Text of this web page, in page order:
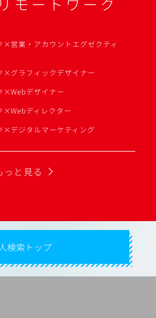
営業・アカウントエグゼクティ
×グラフィックデザイナー
×Webデザイナー
×Webディレクター
×デジタルマーケティング
っと見る
検索トップ